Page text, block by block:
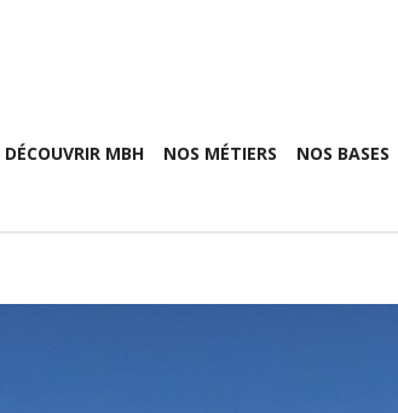
DÉCOUVRIR MBH NOS MÉTIERS NOS BASES